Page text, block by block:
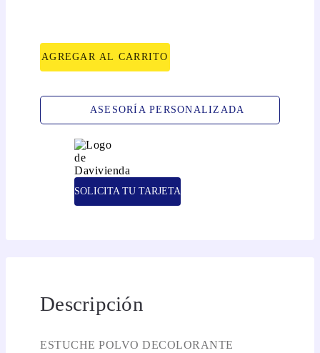
AGREGAR AL CARRITO
ASESORÍA PERSONALIZADA
SOLICITA TU TARJETA
Descripción
ESTUCHE POLVO DECOLORANTE